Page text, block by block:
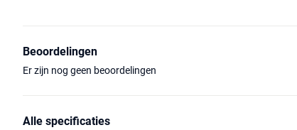
Beoordelingen
Er zijn nog geen beoordelingen
Alle specificaties